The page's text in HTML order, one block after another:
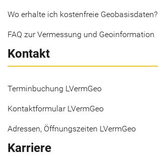
Wo erhalte ich kostenfreie Geobasisdaten?
FAQ zur Vermessung und Geoinformation
Kontakt
Terminbuchung LVermGeo
Kontaktformular LVermGeo
Adressen, Öffnungszeiten LVermGeo
Karriere